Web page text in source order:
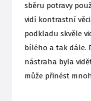
sběru potravy
vidí kontrastní
podkladu skvěle
bílého a tak dále.
nástraha byla
může přinést